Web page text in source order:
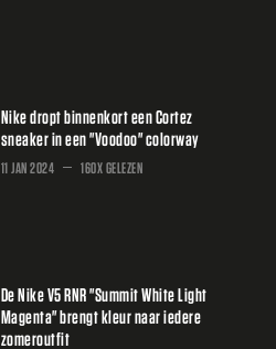
Nike dropt binnenkort een Cortez
sneaker in een "Voodoo" colorway
11 JAN 2024 160X GELEZEN
De Nike V5 RNR "Summit White Light
Magenta" brengt kleur naar iedere
zomeroutfit